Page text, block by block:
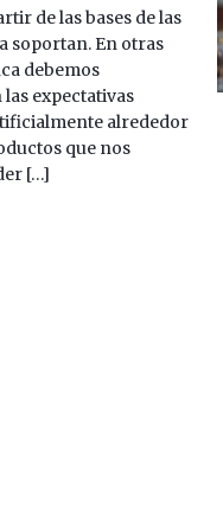
de las bases de las
soportan. En otras
debemos
expectativas
alrededor
que nos
[…]